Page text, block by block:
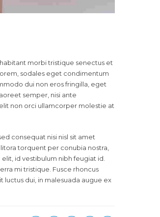
morbi tristique senectus et
sodales eget condimentum
dui non eros fringilla, eget
semper, nisi ante
non orci ullamcorper molestie at
consequat nisi nisl sit amet
torquent per conubia nostra,
id vestibulum nibh feugiat id.
mi tristique. Fusce rhoncus
luctus dui, in malesuada augue ex